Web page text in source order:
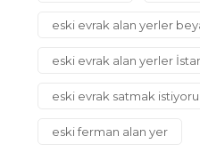
eski evrak alan yerler
eski evrak alan yerler
eski evrak satmak
eski ferman alan yer